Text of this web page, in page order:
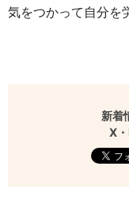
気をつかって自分を
新着
X